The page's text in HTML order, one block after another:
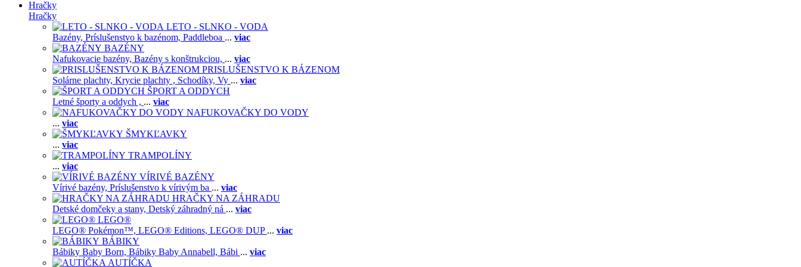
Hračky
Hračky
LETO - SLNKO - VODA
Bazény, Príslušenstvo k bazénom, Paddleboa ... viac
BAZÉNY
Nafukovacie bazény, Bazény s konštrukciou, ... viac
PRISLUŠENSTVO K BÁZENOM
Solárne plachty, Krycie plachty , Schodíky, Vy ... viac
ŠPORT A ODDYCH
Letné športy a oddych , ... viac
NAFUKOVAČKY DO VODY
... viac
ŠMYKĽAVKY
... viac
TRAMPOLÍNY
... viac
VÍRIVÉ BAZÉNY
Vírivé bazény, Príslušenstvo k vírivým ba ... viac
HRAČKY NA ZÁHRADU
Detské domčeky a stany, Detský záhradný ná ... viac
LEGO®
LEGO® Pokémon™, LEGO® Editions, LEGO® DUP ... viac
BÁBIKY
Bábiky Baby Born, Bábiky Baby Annabell, Bábi ... viac
AUTÍČKA